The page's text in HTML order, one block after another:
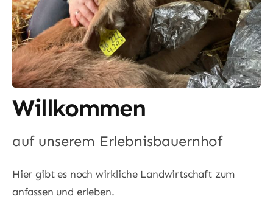
Willkommen
auf unserem Erlebnisbauernhof
Hier gibt es noch wirkliche Landwirtschaft zum
anfassen und erleben.